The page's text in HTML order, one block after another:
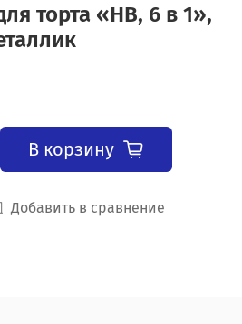
торта «HB, 6 в 1»,
Добавить в сравнение
В корзину